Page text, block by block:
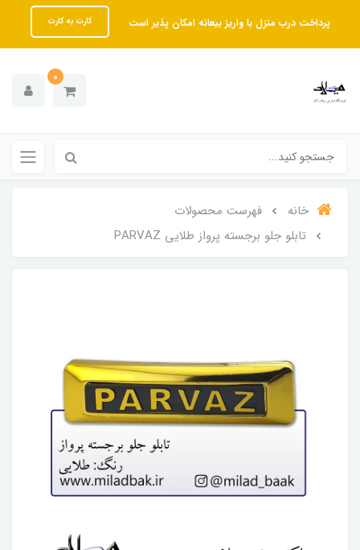
پرداخت درب منزل با واریز بیعانه امکان پذیر است کارت به کارت
0
خانه
فهرست محصولات
تابلو جلو برجسته پرواز طلایی PARVAZ